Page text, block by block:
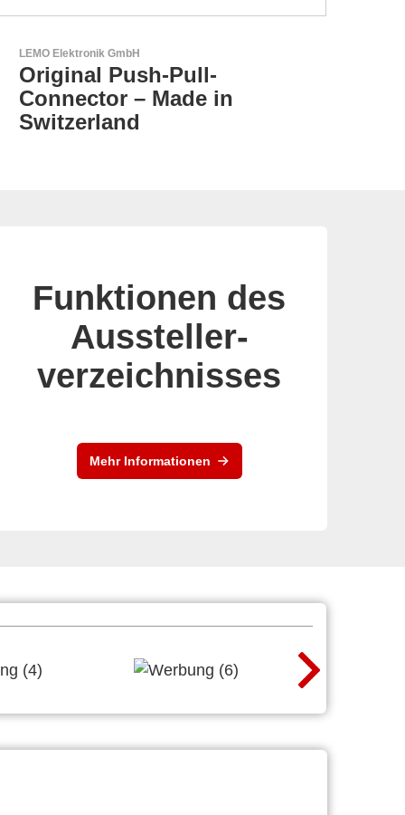
Aker Technology Co., Ltd.
AKER: Wo Präzision auf
Zuverlässigkeit trifft
Funktionen des
Aussteller-
verzeichnisses
Mehr Informationen